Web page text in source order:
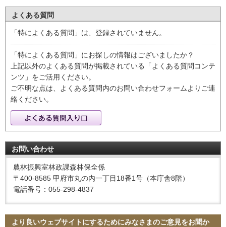
よくある質問
「特によくある質問」は、登録されていません。
「特によくある質問」にお探しの情報はございましたか？
上記以外のよくある質問が掲載されている「よくある質問コンテ
ンツ」をご活用ください。
ご不明な点は、よくある質問内のお問い合わせフォームよりご連
絡ください。
お問い合わせ
農林振興室林政課森林保全係
〒400-8585 甲府市丸の内一丁目18番1号（本庁舎8階）
電話番号：055-298-4837
より良いウェブサイトにするためにみなさまのご意見をお聞か